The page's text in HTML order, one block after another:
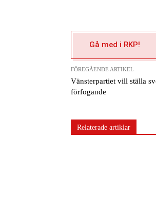
Gå med i RKP!
FÖREGÅENDE ARTIKEL
Vänsterpartiet vill ställa
förfogande
Relaterade artiklar